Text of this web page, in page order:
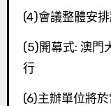
(4)會議整體安
(5)開幕式: 澳門
行
(6)主辦單位將